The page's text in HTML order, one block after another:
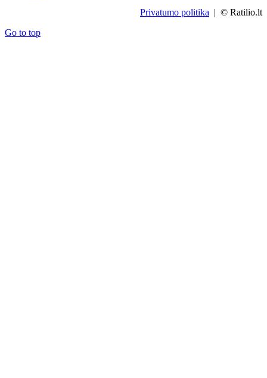
Privatumo politika | © Ratilio.lt
Go to top